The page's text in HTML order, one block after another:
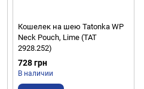
Кошелек на шею Tatonka WP
Neck Pouch, Lime (TAT
2928.252)
728 грн
В наличии